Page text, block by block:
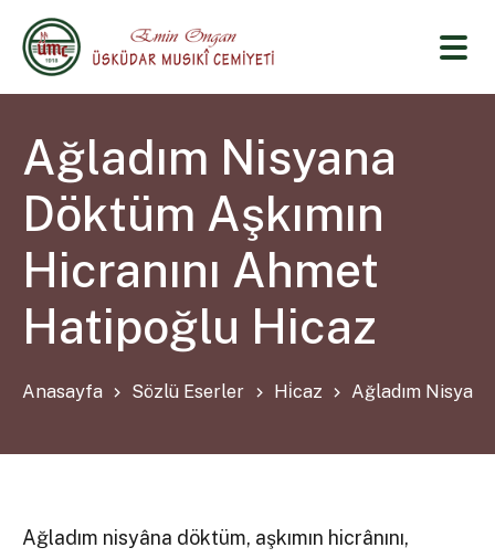
Ağladım Nisyana
Döktüm Aşkımın
Hicranını Ahmet
Hatipoğlu Hicaz
Anasayfa Sözlü Eserler Hi̇caz Ağladım
Ağladım nisyâna döktüm, aşkımın hicrânını,